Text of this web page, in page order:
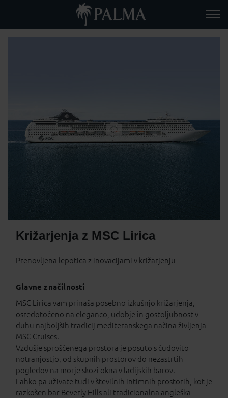
Križarjenja z MSC Lirica
Prenovljena lepotica z inovacijami v križarjenju
Glavne značilnosti
MSC Lirica vam prinaša posebno izkušnjo križarjenja,
osredotočeno na eleganco, udobje in gostoljubnost v
duhu najboljših tradicij mediteranskega načina življenja
MSC Cruises.
Vzdušje sproščenega prostora je posuto s čudovito
notranjostjo, od skupnih prostorov do nezastrtih
pogledov na morje skozi okna v ladijskih barov.
Lahko pa uživate tudi v številnih intimnih prostorih, kot je
razkošen bar Beverly Hills ali tradicionalna angleška